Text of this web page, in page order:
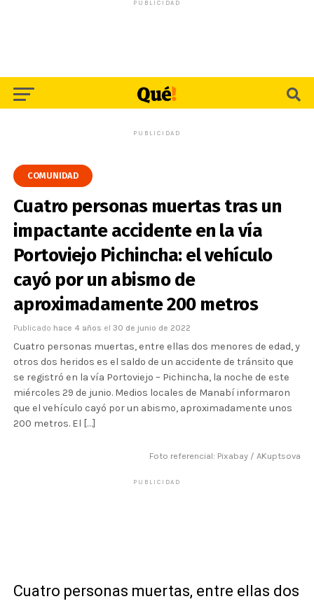
PUBLICIDAD
PUBLICIDAD
COMUNIDAD
Cuatro personas muertas tras un
impactante accidente en la vía
Portoviejo Pichincha: el vehículo
cayó por un abismo de
aproximadamente 200 metros
Publicado hace 4 años el 30 de junio de 2022
Cuatro personas muertas, entre ellas dos menores de edad, y
otros dos heridos es el saldo de un accidente de tránsito que
se registró en la vía Portoviejo – Pichincha, la noche de este
miércoles 29 de junio. Medios locales de Manabí informaron
que el vehículo cayó por un abismo, aproximadamente unos
200 metros. El […]
Foto referencial: Pixabay / AKuptsova
PUBLICIDAD
Cuatro personas muertas, entre ellas dos